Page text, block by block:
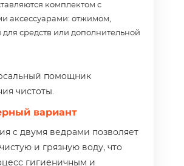
комплектом с
аксессуарами: отжимом,
для средств или дополнительной
помощник
чистоты.
вариант
с двумя ведрами позволяет
и грязную воду, что
гигиеничным и